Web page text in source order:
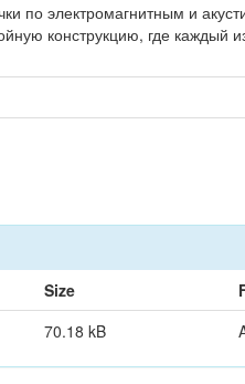
по электромагнитным и
конструкцию, где
Size
70.18 kB